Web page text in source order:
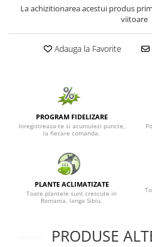
Seminte de Legume/Fructe
La achizitionarea acestui produs
viitoare
Adauga la Favorite
PROGRAM FIDELIZARE
Inregistreaza-te si acumulezi puncte,
la fiecare comanda.
PLANTE ACLIMATIZATE
Toate plantele sunt crescute in
Romania, langa Sibiu.
PRODUSE